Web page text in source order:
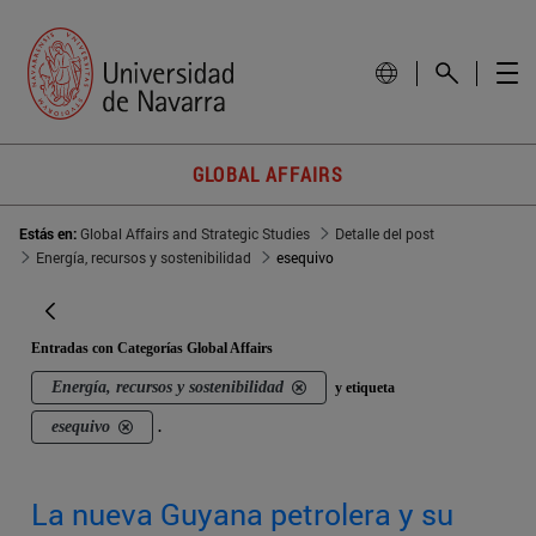
GLOBAL AFFAIRS
Estás en:Global Affairs and Strategic Studies
Detalle del post
Energía, recursos y sostenibilidad
esequivo
Entradas con Categorías Global Affairs
Energía, recursos y sostenibilidad y etiqueta
esequivo .
La nueva Guyana petrolera y su